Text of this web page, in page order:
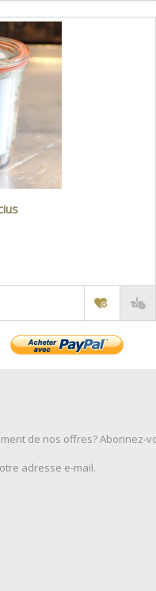
de nos offres? Abonnez-
adresse e-mail.